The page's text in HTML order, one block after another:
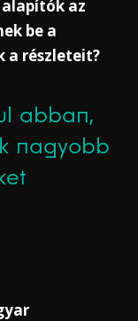
alapítók az
be a
a részleteit?
abban,
nagyobb